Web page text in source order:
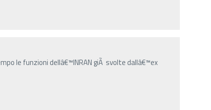
le funzioni dellâ€™INRAN giÃ svolte dallâ€™ex